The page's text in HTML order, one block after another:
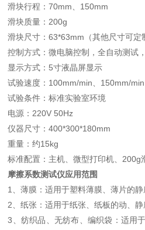
滑块行程：70mm、150mm
滑块质量：200g
滑块尺寸：63*63mm（其他尺寸可定
控制方式：微电脑控制，全自动测试
显示方式：5寸液晶屏显示
试验速度：100mm/min、150mm/min
试验条件：标准实验室环境
电源：220V 50Hz
仪器尺寸：400*300*180mm
重量：约15kg
标准配置：主机、微型打印机、200g
摩擦系数测试仪应用范围
1、薄膜：适用于塑料薄膜、薄片的
2、纸张：适用于纸张、纸板的动、静
3、纺织品、无纺布、编织袋：适用